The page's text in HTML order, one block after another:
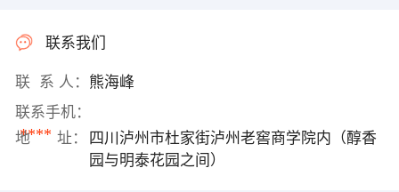
联系我们
联 系 人： 熊海峰
联系手机：
****
地 址：
四川泸州市杜家街泸州老窖商学院内（醇香
园与明泰花园之间）